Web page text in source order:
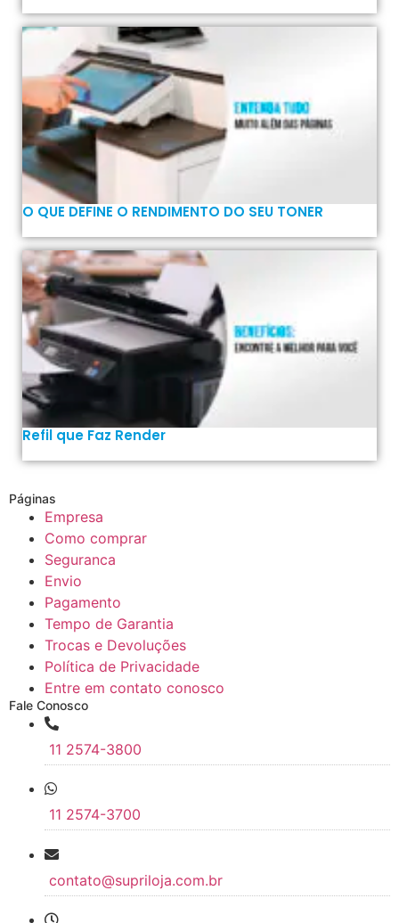
O QUE DEFINE O RENDIMENTO DO SEU TONER
Refil que Faz Render
Páginas
Empresa
Como comprar
Seguranca
Envio
Pagamento
Tempo de Garantia
Trocas e Devoluções
Política de Privacidade
Entre em contato conosco
Fale Conosco
11 2574-3800
11 2574-3700
contato@supriloja.com.br